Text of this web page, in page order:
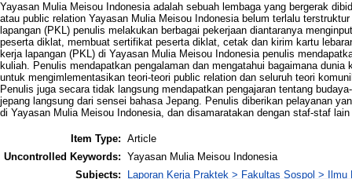
Yayasan Mulia Meisou Indonesia adalah sebuah lembaga yang bergerak
atau public relation Yayasan Mulia Meisou Indonesia belum terlalu
lapangan (PKL) penulis melakukan berbagai pekerjaan diantaranya
peserta diklat, membuat sertifikat peserta diklat, cetak dan kirim kartu
kerja lapangan (PKL) di Yayasan Mulia Meisou Indonesia penulis
kuliah. Penulis mendapatkan pengalaman dan mengatahui bagaimana
untuk mengimlementasikan teori-teori public relation dan seluruh teori
Penulis juga secara tidak langsung mendapatkan pengajaran tentang
jepang langsung dari sensei bahasa Jepang. Penulis diberikan pelayanan
di Yayasan Mulia Meisou Indonesia, dan disamaratakan dengan staf-staf
Item Type: Article
Uncontrolled Keywords: Yayasan Mulia Meisou Indonesia
Subjects:
Laporan Kerja Praktek > Fakultas Sospol >